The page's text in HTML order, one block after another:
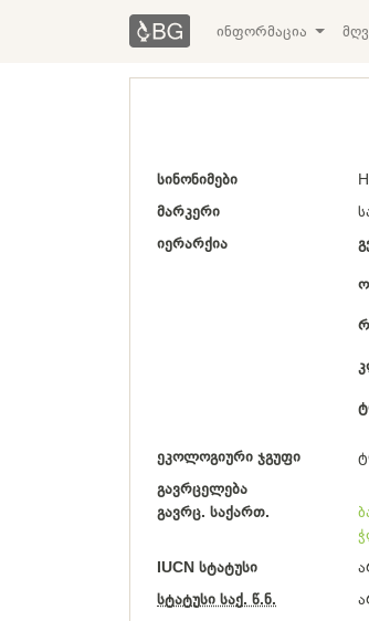
ინფორმაცია
სინონიმები
მარკერი
იერარქია
ეკოლოგიური ჯგუფი
გავრცელება
გავრც. საქართ.
IUCN სტატუსი
სტატუსი საქ. წ.ნ.